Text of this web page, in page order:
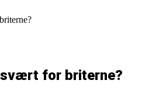
svært for briterne?